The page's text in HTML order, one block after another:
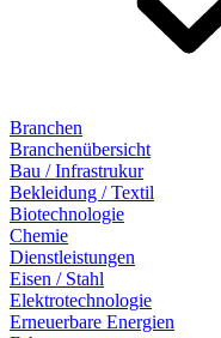
Branchen
Branchenübersicht
Bau / Infrastrukur
Bekleidung / Textil
Biotechnologie
Chemie
Dienstleistungen
Eisen / Stahl
Elektrotechnologie
Erneuerbare Energien